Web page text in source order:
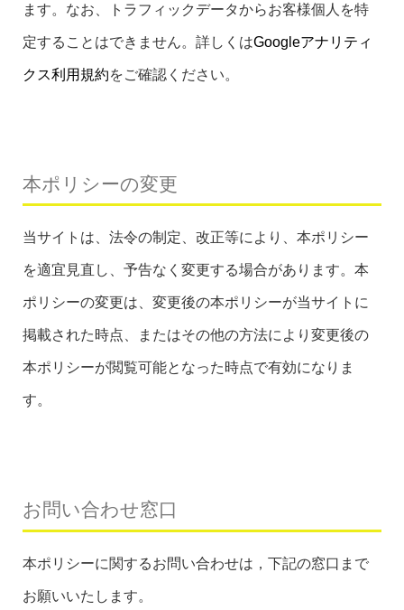
ます。なお、トラフィックデータからお客様個人を特
定することはできません。詳しくはGoogleアナリティ
クス利用規約をご確認ください。
本ポリシーの変更
当サイトは、法令の制定、改正等により、本ポリシー
を適宜見直し、予告なく変更する場合があります。本
ポリシーの変更は、変更後の本ポリシーが当サイトに
掲載された時点、またはその他の方法により変更後の
本ポリシーが閲覧可能となった時点で有効になりま
す。
お問い合わせ窓口
本ポリシーに関するお問い合わせは，下記の窓口まで
お願いいたします。